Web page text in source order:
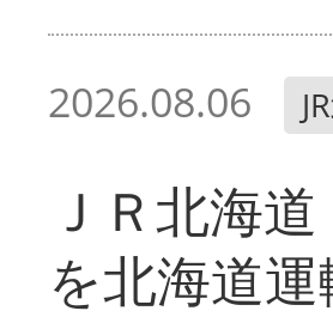
2026.08.06
ＪＲ北海
を北海道